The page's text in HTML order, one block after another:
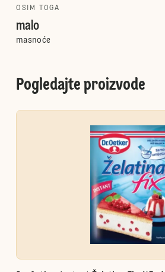
OSIM TOGA
malo
masnoće
Pogledajte proizvode